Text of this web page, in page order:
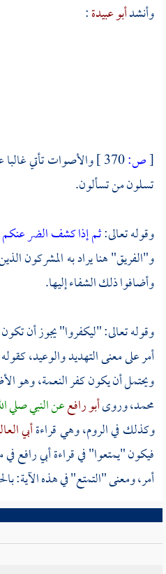
وأنشدأبو عبيدة:
[ص: والأصوات تأتي
تسلون من تسألون.
وقوله تعالى:ثم إذا كشف الضر عنكم
و"الفريق" هنا يراد به المشركون
وأضافوا ذلك الشفاء إليها.
وقوله تعالى: "ليكفروا" يجوز أن
أمر على معنى التهديد والوعيد،
ويحتمل أن يكون كفر النعمة، وهو
محمد،وروىأبو رافععن النبي صلي
وكذلك فيالروم،وهي قراءةأبي
فيكون "يمتعوا" في قراءةأبي رافع
أمر، ومعنى "التمتع" في هذه الآية: